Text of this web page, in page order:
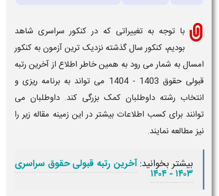
با توجه به تغییراتی که در کنکور سراسری شاهد
بودیم، کنکور سال گذشته نزدیک ترین آزمون به کنکور
امسال به شمار می رود به همین خاطر اطلاع ازآخرین رتبه
قبولی حقوق 1403 - 1404
می تواند به برنامه ریزی و
انتخاب رشته داوطلبان کمک بزرگی کند. داوطلبان می
توانند برای کسب اطلاعات بیشتر در این زمینه مقاله زیر را
نیز مطالعه نمایند.
بیشتر بخوانید:آخرین رتبه قبولی حقوق سراسری
۱۴۰۳ - ۱۴۰۴